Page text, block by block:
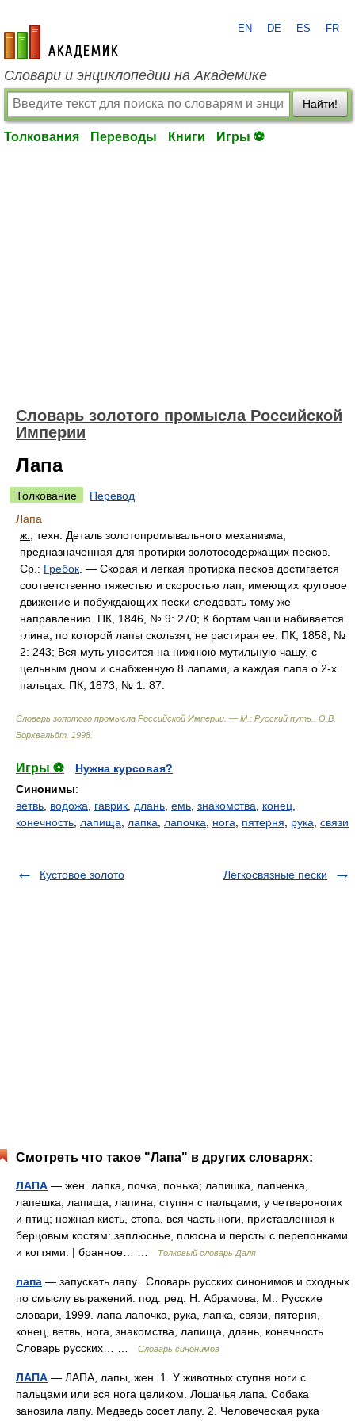
academic.ru
EN DE ES FR
Словари и энциклопедии на Академике
Найти!
Толкования Переводы Книги Игры ⚽
Словарь золотого промысла Российской
Империи
Лапа
Толкование
Перевод
Лапа
ж.
, техн. Деталь золотопромывального механизма,
предназначенная для протирки золотосодержащих песков.
Ср.: Гребок . — Скорая и легкая протирка песков достигается
соответственно тяжестью и скоростью лап, имеющих круговое
движение и побуждающих пески следовать тому же
направлению. ПК, 1846, № 9: 270; К бортам чаши набивается
глина, по которой лапы скользят, не растирая ее. ПК, 1858, №
2: 243; Вся муть уносится на нижнюю мутильную чашу, с
цельным дном и снабженную 8 лапами, а каждая лапа о 2-х
пальцах. ПК, 1873, № 1: 87.
Словарь золотого промысла Российской Империи. — М.: Русский путь.
О.В.
Борхвальдт 1998
Игры ⚽
Нужна курсовая?
Синонимы:
ветвь водожа гаврик длань емь знакомства конец
конечность лапища лапка лапочка нога пятерня рука связи
Кустовое золото Легкосвязные пески
Смотреть что такое "Лапа" в других словарях:
ЛАПА — жен. лапка, почка, понька; лапишка, лапченка,
лапешка; лапища, лапина; ступня с пальцами, у четвероногих
и птиц; ножная кисть, стопа, вся часть ноги, приставленная к
берцовым костям: заплюснье, плюсна и персты с перепонками
и когтями: | бранное… …
Толковый словарь Даля
лапа — запускать лапу.. Словарь русских синонимов и сходных
по смыслу выражений. под. ред. Н. Абрамова, М.: Русские
словари, 1999. лапа лапочка, рука, лапка, связи, пятерня,
конец, ветвь, нога, знакомства, лапища, длань, конечность
Словарь русских… …
Словарь синонимов
ЛАПА — ЛАПА, лапы, жен. 1. У животных ступня ноги с
пальцами или вся нога целиком. Лошачья лапа. Собака
занозила лапу. Медведь сосет лапу. 2. Человеческая рука